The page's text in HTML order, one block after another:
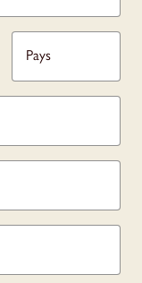
Pays